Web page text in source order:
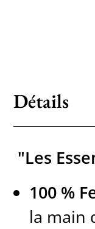
Détails
"Les
100 %
la main